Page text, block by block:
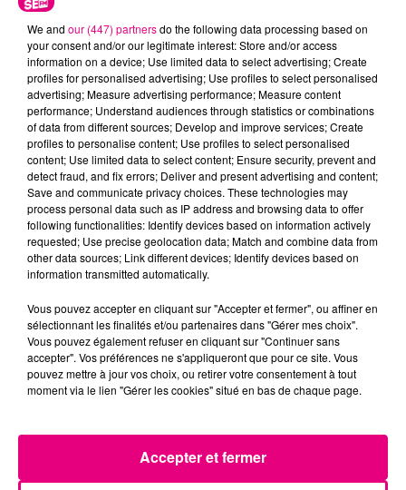
arthur@toulouse.fm
À LA UNE
We and our (447) partnersdo the following data processing based on
your consent and/or our legitimate interest: Store and/or access
information on a device; Use limited data to select advertising; Create
profiles for personalised advertising; Use profiles to select personalised
advertising; Measure advertising performance; Measure content
performance; Understand audiences through statistics or combinations
of data from different sources; Develop and improve services; Create
profiles to personalise content; Use profiles to select personalised
content; Use limited data to select content; Ensure security, prevent and
detect fraud, and fix errors; Deliver and present advertising and content;
Save and communicate privacy choices. These technologies may
process personal data such as IP address and browsing data to offer
following functionalities: Identify devices based on information actively
requested; Use precise geolocation data; Match and combine data from
other data sources; Link different devices; Identify devices based on
information transmitted automatically.
Vous pouvez accepter en cliquant sur "Accepter et fermer", ou affiner en
sélectionnant les finalités et/ou partenaires dans "Gérer mes choix".
Vous pouvez également refuser en cliquant sur "Continuer sans
accepter". Vos préférences ne s'appliqueront que pour ce site. Vous
pouvez mettre à jour vos choix, ou retirer votre consentement à tout
moment via le lien "Gérer les cookies" situé en bas de chaque page.
Accepter et fermer